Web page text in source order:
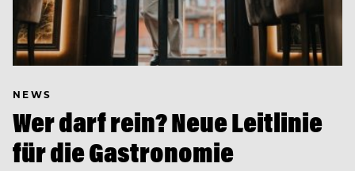
NEWS
Wer darf rein? Neue Leitlinie
für die Gastronomie